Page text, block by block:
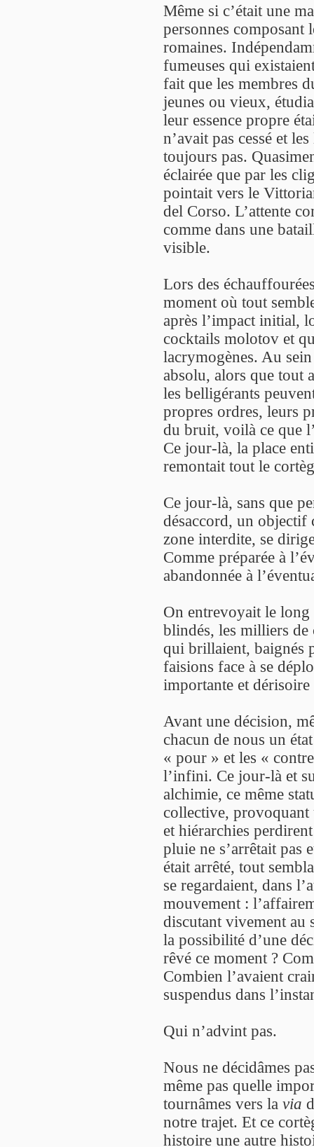
Même si c’était une
personnes composant
romaines.
fumeuses qui
fait que les membres
jeunes ou vieux,
leur essence propre
n’avait pas cessé et
toujours pas.
éclairée que par les
pointait vers le
del Corso. L’attente
comme dans une
visible.
Lors des
moment où tout
après l’impact initial,
cocktails molotov et
lacrymogènes. Au
absolu, alors que tout
les belligérants
propres ordres, leurs
du bruit, voilà ce que
Ce jour-là, la place
remontait tout le
Ce jour-là, sans que
désaccord, un objectif
zone interdite, se
Comme préparée à
abandonnée à
On entrevoyait le
blindés, les milliers de
qui brillaient, baignés
faisions face à se
importante et
Avant une décision,
chacun de nous un
« pour » et les «
l’infini. Ce jour-là et
alchimie, ce même
collective, provoquant
et hiérarchies
pluie ne s’arrêtait pas
était arrêté, tout
se regardaient, dans
mouvement :
discutant vivement au
la possibilité d’une
rêvé ce moment ?
Combien l’avaient
suspendus dans
Qui n’advint pas.
Nous ne décidâmes
même pas quelle
tournâmes vers la via
notre trajet. Et ce
histoire une autre